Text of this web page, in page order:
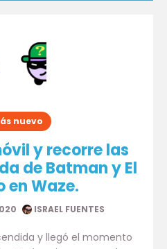
nuevo
y recorre las
de Batman y El
en Waze.
ISRAEL FUENTES
y llegó el momento